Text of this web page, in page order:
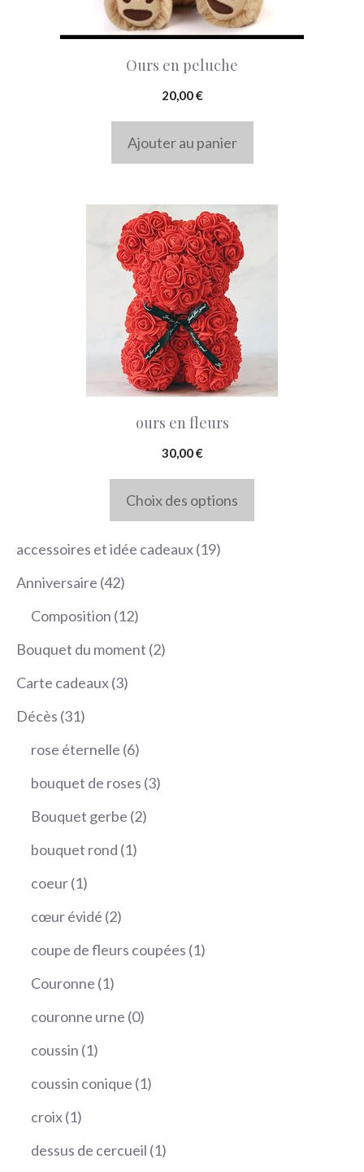
Ours en peluche
20,00€
Ajouter au panier
ours en fleurs
30,00€
Choix des options
du
produit
accessoires et idée cadeaux 1919
Anniversaire 4242
produits
Composition 1212
produits
Bouquet du moment 22
Carte cadeaux 33
Décès 3131
produits
rose éternelle 66
produits
bouquet de roses 33
Bouquet gerbe 22
bouquet rond 11
coeur 11
produit
cœur évidé 22
produits
coupe de fleurs coupées 11
Couronne 11
produit
couronne urne 00
coussin 11
produit
coussin conique 11
croix 11
produit
dessus de cercueil 11